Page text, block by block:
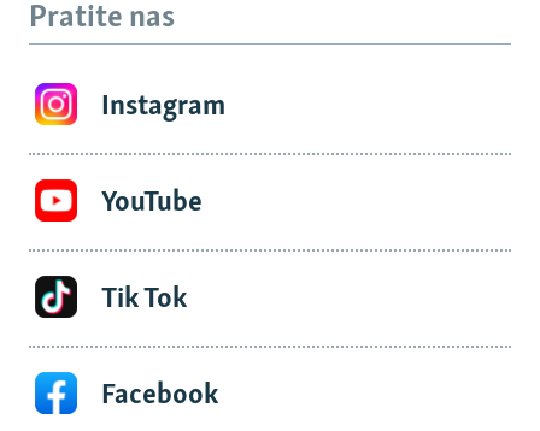
Pratite nas
Instagram
YouTube
Tik Tok
Facebook